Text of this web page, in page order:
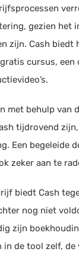
AMRO
en herken
gezien
zijn. Cash biedt
cursus,
met behulp van
tijdrovend
Een begeleide
zeker aan te
biedt Cash
nog niet
zijn
in de tool zelf,